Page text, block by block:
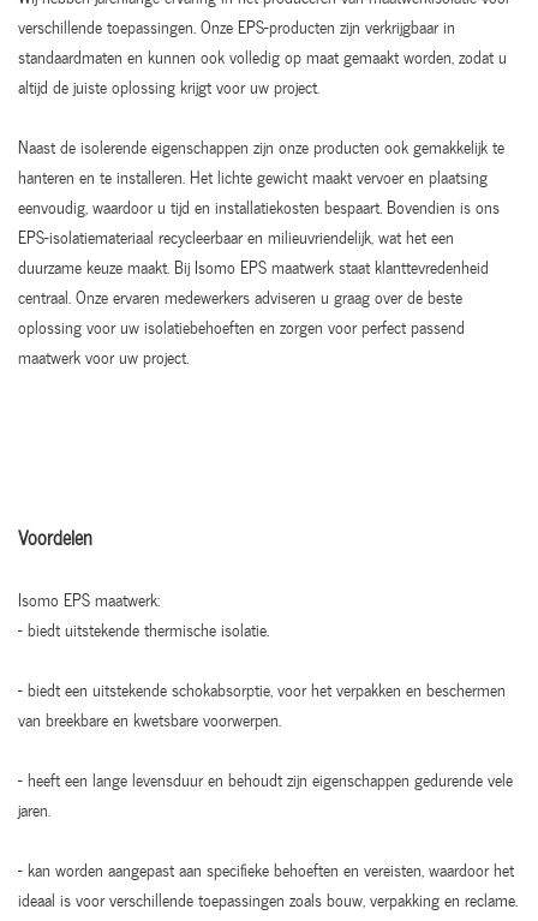
verschillende toepassingen. Onze EPS-producten zijn verkrijgbaar in
standaardmaten en kunnen ook volledig op maat gemaakt worden, zodat u
altijd de juiste oplossing krijgt voor uw project.
Naast de isolerende eigenschappen zijn onze producten ook gemakkelijk te
hanteren en te installeren. Het lichte gewicht maakt vervoer en plaatsing
eenvoudig, waardoor u tijd en installatiekosten bespaart. Bovendien is ons
EPS-isolatiemateriaal recycleerbaar en milieuvriendelijk, wat het een
duurzame keuze maakt. Bij Isomo EPS maatwerk staat klanttevredenheid
centraal. Onze ervaren medewerkers adviseren u graag over de beste
oplossing voor uw isolatiebehoeften en zorgen voor perfect passend
maatwerk voor uw project.
Voordelen
Isomo EPS maatwerk:
- biedt uitstekende thermische isolatie.
- biedt een uitstekende schokabsorptie, voor het verpakken en beschermen
van breekbare en kwetsbare voorwerpen.
- heeft een lange levensduur en behoudt zijn eigenschappen gedurende vele
jaren.
- kan worden aangepast aan specifieke behoeften en vereisten, waardoor het
ideaal is voor verschillende toepassingen zoals bouw, verpakking en reclame.